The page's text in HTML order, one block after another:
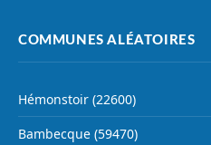
COMMUNES ALÉATOIRES
Hémonstoir (22600)
Bambecque (59470)